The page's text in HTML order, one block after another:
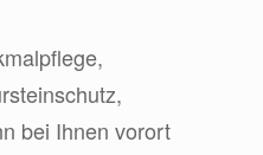
bei Ihnen vorort